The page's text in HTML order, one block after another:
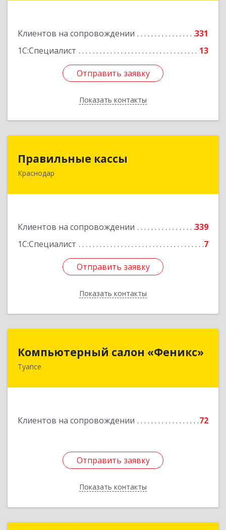
Клиентов на сопровождении
331
1С:Специалист
13
Отправить заявку
Показать контакты
Отправить заявку
Назад
Правильные кассы
Краснодар
Клиентов на сопровождении
339
1С:Специалист
7
Отправить заявку
Показать контакты
350075, Краснодарский край, Краснодар г, им
Отправить заявку
Назад
Компьютерный салон «Феникс»
Туапсе
Клиентов на сопровождении 72
Отправить заявку
Показать контакты
Компьютерный салон «Феникс»
352800, Краснодарский край, Туапсинский р-н,
Отправить заявку
Назад